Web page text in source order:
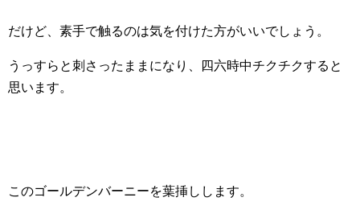
だけど、素手で触るのは気を付けた方がいいでしょう。
うっすらと刺さったままになり、四六時中チクチクすると
思います。
このゴールデンバーニーを葉挿しします。